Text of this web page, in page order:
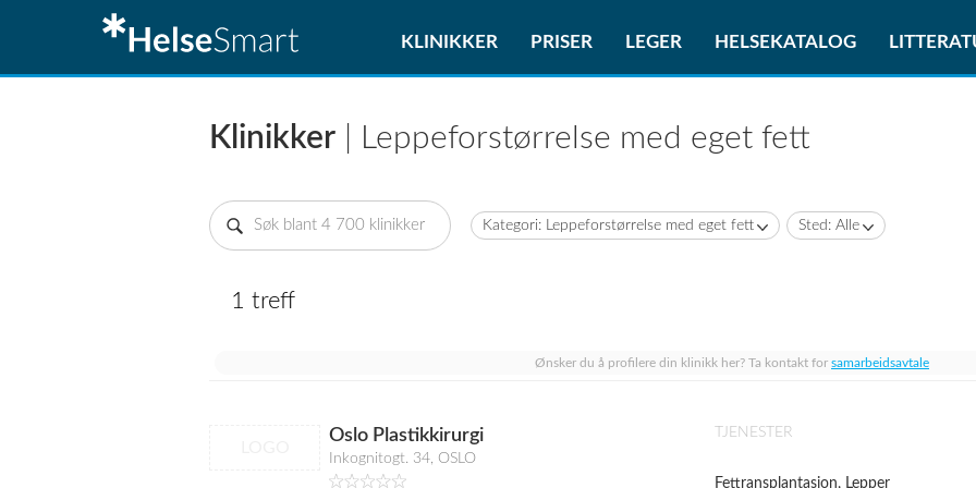
KLINIKKER PRISER LEGER HELSEKATALOG
Klinikker | Leppeforstørrelse med eget fett
Kategori: Leppeforstørrelse med eget fett Sted: Alle
1 treff
Ønsker du å profilere din klinikk her? Ta kontakt for samarbeidsavtale
Oslo Plastikkirurgi
Inkognitogt. 34, OSLO
TJENESTER
Fettransplantasjon, Lepper